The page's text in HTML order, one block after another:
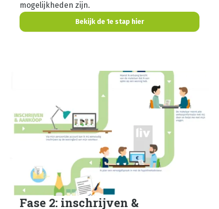
mogelijkheden zijn.
Bekijk de 1e stap hier
Fase 2: inschrijven &